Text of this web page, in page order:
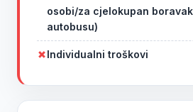
osobi/za cjelokupan
autobusu)
Individualni troškovi